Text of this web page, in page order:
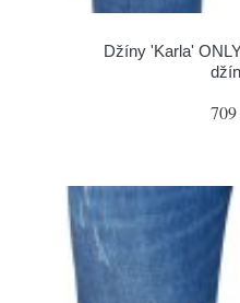
Džíny 'Karla'